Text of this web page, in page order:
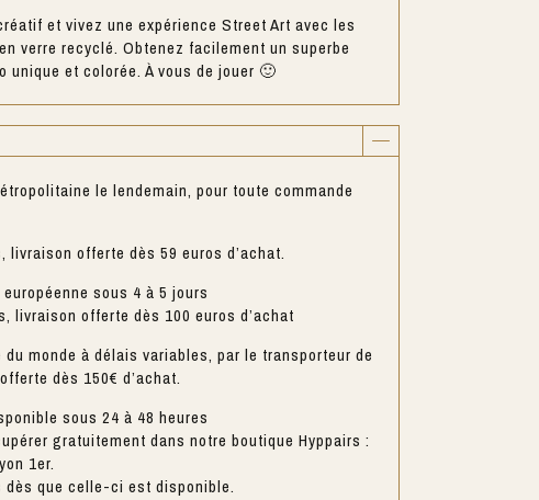
et vivez une expérience Street Art avec les
verre recyclé. Obtenez facilement un superbe
unique et colorée. À vous de jouer 🙂
le lendemain, pour toute commande
livraison offerte dès 59 euros d’achat.
sous 4 à 5 jours
livraison offerte dès 100 euros d’achat
monde à délais variables, par le transporteur de
dès 150€ d’achat.
sous 24 à 48 heures
gratuitement dans notre boutique Hyppairs :
1er.
dès que celle-ci est disponible.